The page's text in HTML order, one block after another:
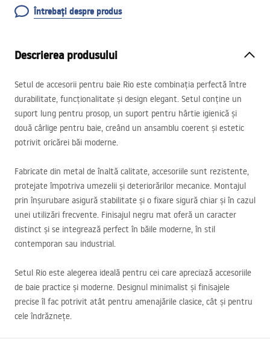
Întrebați despre produs
Descrierea produsului
Setul de accesorii pentru baie Rio este combinația perfectă între
durabilitate, funcționalitate și design elegant. Setul conține un
suport lung pentru prosop, un suport pentru hârtie igienică și
două cârlige pentru baie, creând un ansamblu coerent și estetic
potrivit oricărei băi moderne.
Fabricate din metal de înaltă calitate, accesoriile sunt rezistente,
protejate împotriva umezelii și deteriorărilor mecanice. Montajul
prin înșurubare asigură stabilitate și o fixare sigură chiar și în cazul
unei utilizări frecvente. Finisajul negru mat oferă un caracter
distinct și se integrează perfect în băile moderne, în stil
contemporan sau industrial.
Setul Rio este alegerea ideală pentru cei care apreciază accesoriile
de baie practice și moderne. Designul minimalist și finisajele
precise îl fac potrivit atât pentru amenajările clasice, cât și pentru
cele îndrăznețe.